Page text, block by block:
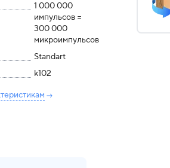
1 000 000
импульсов =
300 000
микроимпульсов
Standart
k102